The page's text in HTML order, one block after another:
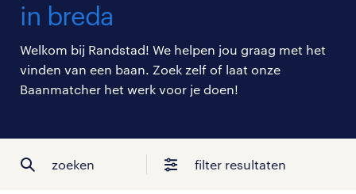
mijn carrière
over randstad
in breda
Welkom bij Randstad! We helpen jou graag met het
vinden van een baan. Zoek zelf of laat onze
Baanmatcher het werk voor je doen!
zoeken filter resultaten